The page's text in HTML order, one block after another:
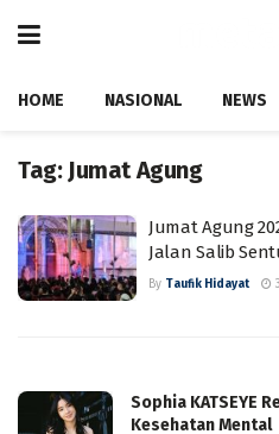
HOME NASIONAL NEWS
Tag: Jumat Agung
Jumat Agung
Jalan Salib
By Taufik Hidayat
Sophia KATSEYE
Kesehatan Mental